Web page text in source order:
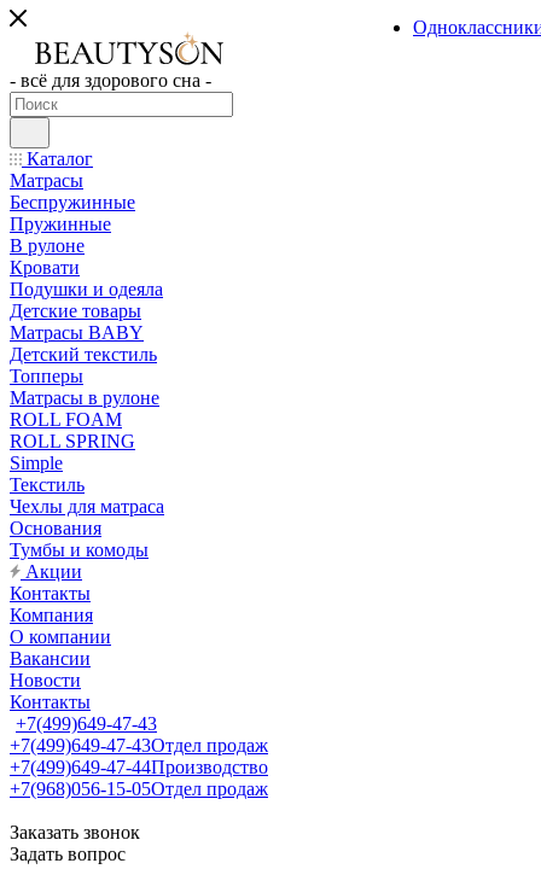
- всё для здорового сна -
Каталог
Матрасы
Беспружинные
Пружинные
В рулоне
Кровати
Подушки и одеяла
Детские товары
Матрасы BABY
Детский текстиль
Топперы
Матрасы в рулоне
ROLL FOAM
ROLL SPRING
Simple
Текстиль
Чехлы для матраса
Основания
Тумбы и комоды
Акции
Контакты
Компания
О компании
Вакансии
Новости
Контакты
+7(499)649-47-43
+7(499)649-47-43Отдел продаж
+7(499)649-47-44Производство
+7(968)056-15-05Отдел продаж
Заказать звонок
Задать вопрос